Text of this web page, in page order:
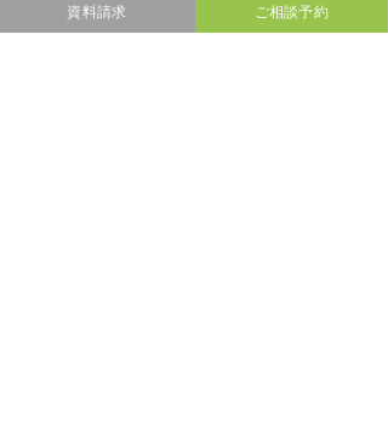
資料請求 ご相談予約